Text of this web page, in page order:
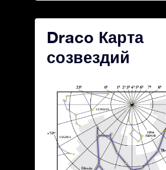
Draco Карта
созвездий